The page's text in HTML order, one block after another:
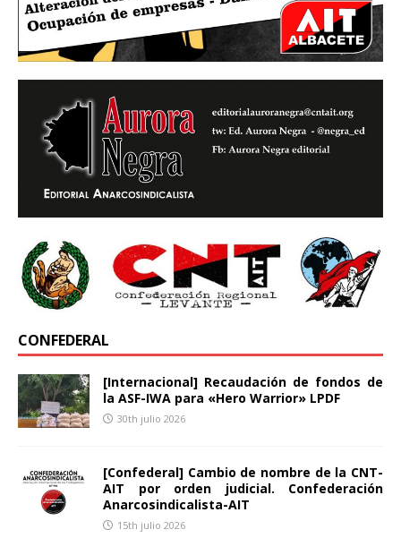
CONFEDERAL
[Internacional] Recaudación de fondos de
la ASF-IWA para «Hero Warrior» LPDF
30th julio 2026
[Confederal] Cambio de nombre de la CNT-
AIT por orden judicial. Confederación
Anarcosindicalista-AIT
15th julio 2026